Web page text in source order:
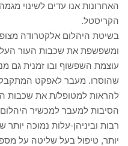
האחרונות אנו עדים לשינוי
הקריסטל.
בשיטת היהלום אלקטרודה
ומשפשפת את שכבות העור
עוצמת השפשוף ובו זמנית גם
שהוסרו. מעבר לאפקט המתקבל
להראות למטופל/ת את שכבות
הסיבות למעבר למכשיר
רבות וביניהן-עלות נמוכה
יותר, טיפול בעל שליטה על